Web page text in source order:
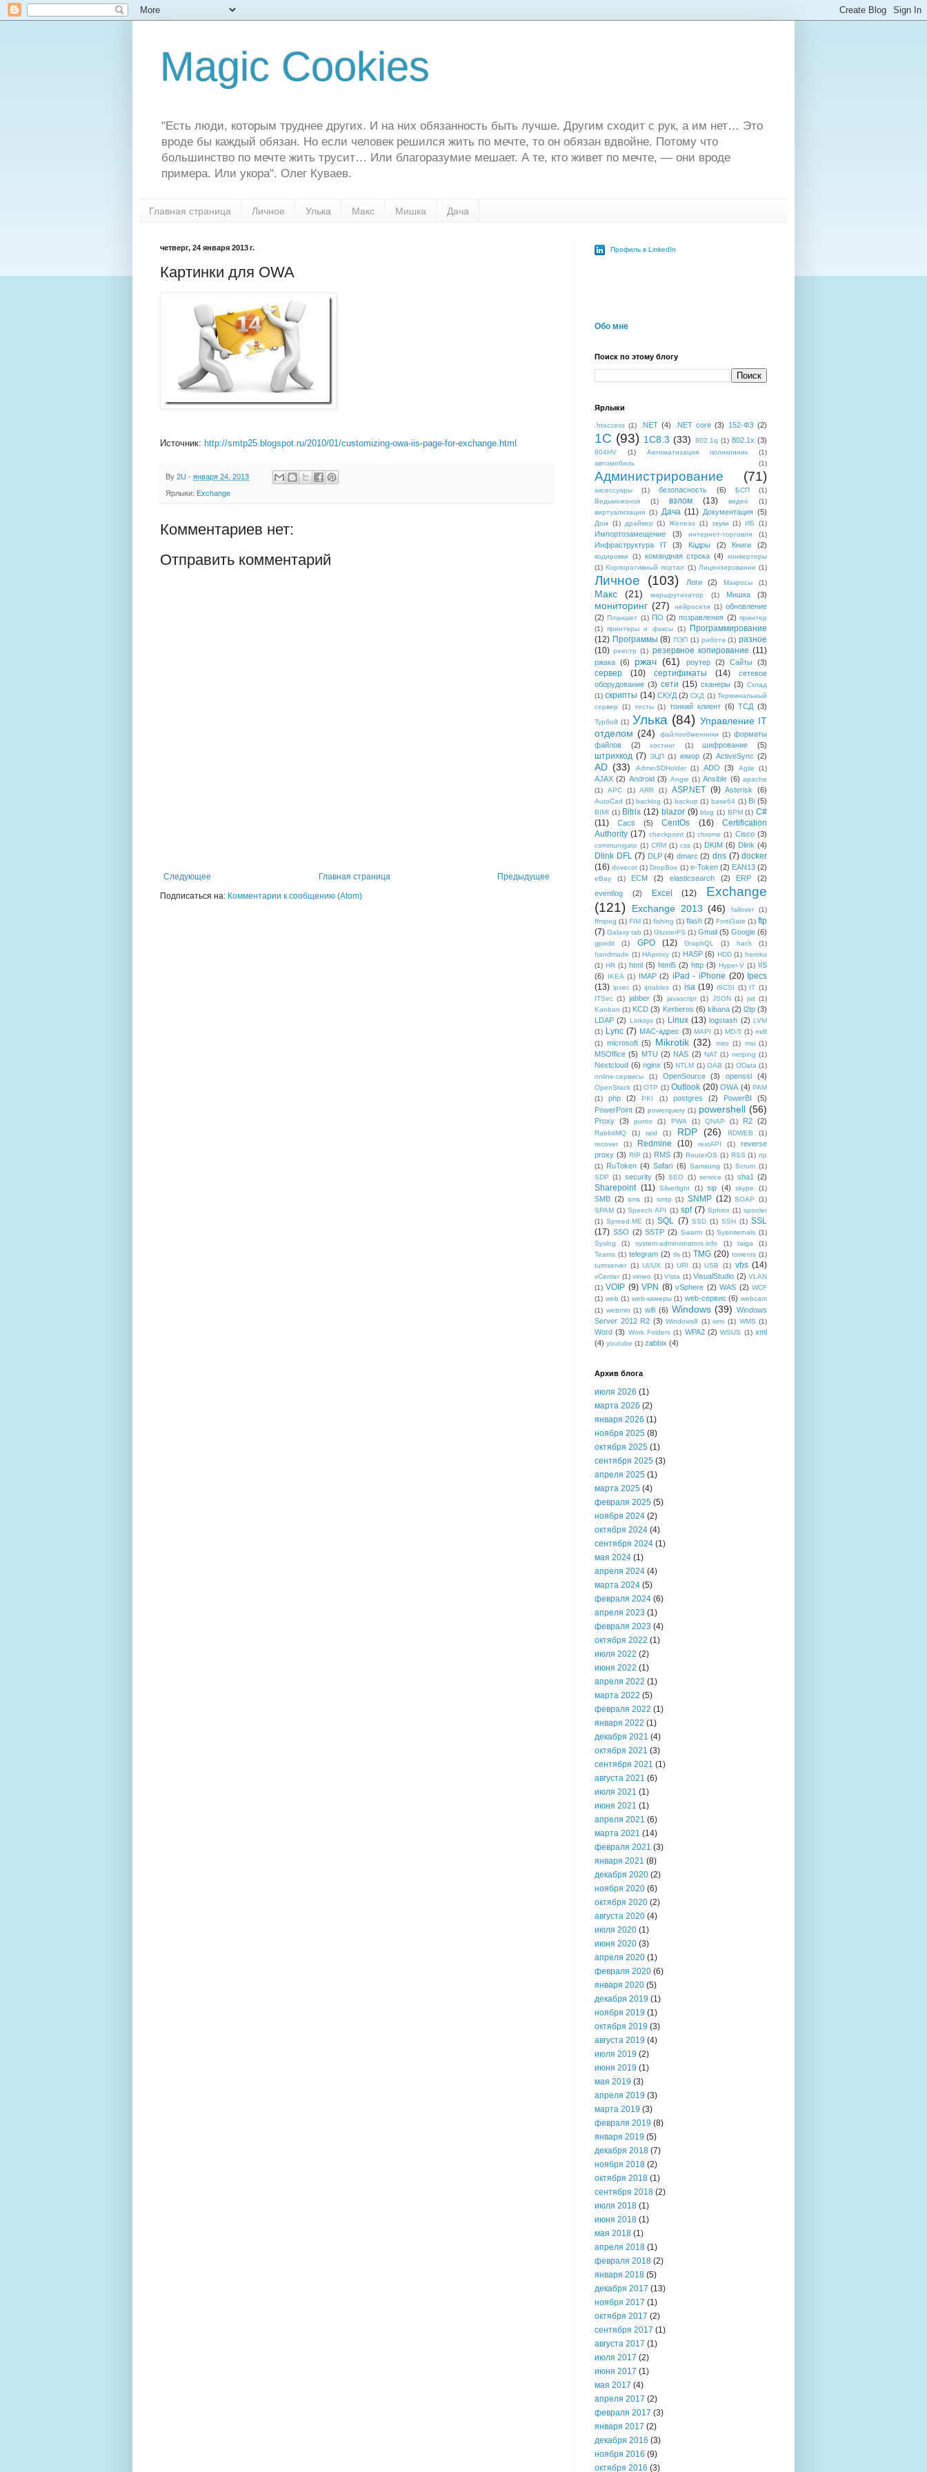
Magic Cookies
"Есть люди, которым труднее других. И на них обязанность быть лучше. Другим сходит с рук, а им нет… Это
вроде бы каждый обязан. Но если человек решился жить по мечте, то он обязан вдвойне. Потому что
большинство по мечте жить трусит… Или благоразумие мешает. А те, кто живет по мечте, — они вроде
примера. Или укора". Олег Куваев.
Главная страница Личное Улька Макс Мишка Дача
четверг, 24 января 2013 г.
Картинки для OWA
Источник: http://smtp25.blogspot.ru/2010/01/customizing-owa-iis-page-for-exchange.html
By 2U - января 24, 2013
Ярлыки: Exchange
Комментариев нет:
Отправить комментарий
Следующее Предыдущее
Главная страница
Подписаться на: Комментарии к сообщению (Atom)
Профиль в LinkedIn
Обо мне
Поиск по этому блогу
Ярлыки
.htaccess (1) .NET (4) .NET core (3) 152-ФЗ (2)
1С (93) 1C8.3 (33) 802.1q (1) 802.1x (3)
804HV (1) Автоматизация поликлиник
(1)
автомобиль
(1)
Администрирование (71)
аксессуары (1) безопасность (6) БСП
(1)
Ведьмежонок
(1) взлом (13) видео
(1)
виртуализация (1) Дача (11) Документация (5)
Дом (1) драйвер (1) Железо (1) звуки (1) ИБ (1)
Импортозамещение (3) интернет-торговля (1)
Инфраструктура IT (3) Кадры (2) Книги (2)
кодировки (1) командная строка (4)
конвертеры
(1) Корпоративный портал (1) Лицензирование (1)
Личное (103) Логи (2) Макросы (1)
Макс (21) маршрутизатор (1) Мишка (3)
мониторинг (27) нейросети (1) обновление
(2) Планшет (1) ПО (2) позравления (2) принтер
(1) принтеры и факсы (1)
Программирование
(12) Программы (8) ПЭП (1) работа (1) разное
(10) реестр (1) резервное копирование (11)
ржака (6) ржач (61) роутер (2) Сайты (3)
сервер (10) сертификаты (14)
сетевое
оборудование (3) сети (15) сканеры (3) Склад
(1) скрипты (14) СКУД (2) СХД (1) Терминальный
сервер
(1) тесты (1) тонкий клиент (6) ТСД (3)
Турбо9 (1) Улька (84) Управление IT
отделом (24) файлообменники (1) форматы
файлов
(2) хостинг (1) шифрование (5)
штрихкод (7) ЭЦП (1) юмор (2) ActiveSync (2)
AD (33) AdminSDHolder (1) ADO (3) Agile (1)
AJAX (2) Android (3) Angie (1) Ansible (6) apache
(1)
APC (1) ARR (1) ASP.NET (9) Asterisk (6)
AutoCad (1) backlog (1) backup (1) base64 (1) Bi (5)
BIMI (1) Bitrix (12) blazor (9) blog (1) BPM (1) C#
(11)
Cacti (5) CentOs (16)
Certification
Authority (17) checkpoint (1) chrome (1) Cisco (3)
communigate (1) CRM (1) css (1) DKIM (6) Dlink (4)
Dlink DFL (7) DLP (4) dmarc (2) dns (7) docker
(16) dovecot (1) DropBox (1) e-Token (2) EAN13 (2)
eBay (1) ECM (2) elasticsearch (2) ERP
(2)
eventlog
(2) Excel (12)
Exchange
(121)
Exchange 2013 (46) failover
(1)
ffmpeg (1) FIM (1) fishing (1) flash (2) FortiGate (1) ftp
(7) Galaxy tab (1) GlusterFS (1) Gmail (5) Google (6)
gpedit (1) GPO (12) GraphQL (1) hack
(1)
handmade (1) HAproxy (1) HASP (6) HDD (1) heroku
(1) HR (1) html (5) html5 (2) http (3) Hyper-V (1) IIS
(6)
IKEA (1) IMAP (2) iPad - iPhone (20) Ipecs
(13) ipsec (1) iptables (1) isa (19) iSCSI (1) IT (1)
ITSec (1) jabber (3) javascript (1) JSON (1) jwt (1)
Kanban (1) KCD (3) Kerberos (6) kibana (2) l2tp (3)
LDAP (2) Linksys (1) Linux (13) logstash (2) LVM
(1) Lync (7) MAC-адрес (3) MAPI (1) MD-5 (1) mdf
(1) microsoft (5) Mikrotik (32) miro (1) msi (1)
MSOffice (5) MTU (2) NAS (2) NAT (1) netping (1)
Nextcloud (6) nginx (5) NTLM (1) OAB (1) OData (1)
online-сервисы
(1) OpenSource (3) openssl (4)
OpenStack (1) OTP (1) Outlook (20) OWA (4) PAM
(1)
php (2) PKI (1) postgres (2) PowerBI
(5)
PowerPoint (2) powerquery (1) powershell (56)
Proxy (3) punto (1) PWA (1) QNAP (1) R2 (2)
RabbitMQ (1) raid (1) RDP (26) RDWEB
(1)
recover
(1) Redmine (10) restAPI (1)
reverse
proxy (3) RIP (1) RMS (3) RouterOS (1) RSS (1) rtp
(1) RuToken (4) Safari (6) Samsung (1) Scrum (1)
SDP (1) security (5) SEO (1) service (1) sha1 (2)
Sharepoint (11) Silverlight (1) sip (4) skype (1)
SMB (2) sms (1) smtp (1) SNMP (12) SOAP
(1)
SPAM (1) Speech API (1) spf (7) Sphinx (1) spooler
(1) Spreed.ME (1) SQL (7) SSD (1) SSH (1) SSL
(17) SSO (2) SSTP (2) Swarm (1) Sysinternals (1)
Syslog
(1) system-administrators.info (1) taiga
(1)
Teams (1) telegram (2) tls (1) TMG (20) torrents (1)
turnserver (1) UI/UX (1) URI (1) USB (1) vbs (14)
vCenter (1) vimeo (1) Vista (1) VisualStudio (2) VLAN
(1) VOIP (9) VPN (8) vSphere (2) WAS (2) WCF
(1) web (1) web-камеры (1) web-сервис (6) webcam
(1) webmin (1) wifi (6) Windows (39) Windows
Server 2012 R2 (3) Windows8 (1) wmi (1) WMS (1)
Word (3) Work Folders (1) WPA2 (2) WSUS (1) xml
(4) youtube (1) zabbix (4)
Архив блога
июля 2026 (1)
марта 2026 (2)
января 2026 (1)
ноября 2025 (8)
октября 2025 (1)
сентября 2025 (3)
апреля 2025 (1)
марта 2025 (4)
февраля 2025 (5)
ноября 2024 (2)
октября 2024 (4)
сентября 2024 (1)
мая 2024 (1)
апреля 2024 (4)
марта 2024 (5)
февраля 2024 (6)
апреля 2023 (1)
февраля 2023 (4)
октября 2022 (1)
июля 2022 (2)
июня 2022 (1)
апреля 2022 (1)
марта 2022 (5)
февраля 2022 (1)
января 2022 (1)
декабря 2021 (4)
октября 2021 (3)
сентября 2021 (1)
августа 2021 (6)
июля 2021 (1)
июня 2021 (1)
апреля 2021 (6)
марта 2021 (14)
февраля 2021 (3)
января 2021 (8)
декабря 2020 (2)
ноября 2020 (6)
октября 2020 (2)
августа 2020 (4)
июля 2020 (1)
июня 2020 (3)
апреля 2020 (1)
февраля 2020 (6)
января 2020 (5)
декабря 2019 (1)
ноября 2019 (1)
октября 2019 (3)
августа 2019 (4)
июля 2019 (2)
июня 2019 (1)
мая 2019 (3)
апреля 2019 (3)
марта 2019 (3)
февраля 2019 (8)
января 2019 (5)
декабря 2018 (7)
ноября 2018 (2)
октября 2018 (1)
сентября 2018 (2)
июля 2018 (1)
июня 2018 (1)
мая 2018 (1)
апреля 2018 (1)
февраля 2018 (2)
января 2018 (5)
декабря 2017 (13)
ноября 2017 (1)
октября 2017 (2)
сентября 2017 (1)
августа 2017 (1)
июля 2017 (2)
июня 2017 (1)
мая 2017 (4)
апреля 2017 (2)
февраля 2017 (3)
января 2017 (2)
декабря 2016 (3)
ноября 2016 (9)
октября 2016 (3)